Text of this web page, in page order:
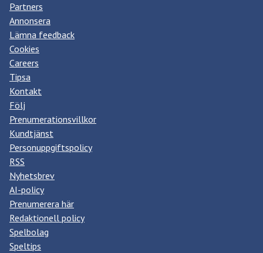
Partners
Annonsera
Lämna feedback
Cookies
Careers
Tipsa
Kontakt
Följ
Prenumerationsvillkor
Kundtjänst
Personuppgiftspolicy
RSS
Nyhetsbrev
AI-policy
Prenumerera här
Redaktionell policy
Spelbolag
Speltips